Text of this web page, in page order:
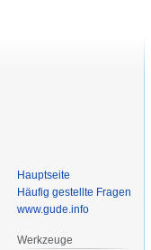
Hauptseite
Häufig gestellte Fragen
www.gude.info
Werkzeuge